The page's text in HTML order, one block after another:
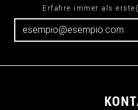
Erfahre immer als